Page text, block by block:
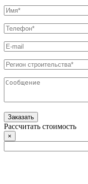
Рассчитать стоимость
×